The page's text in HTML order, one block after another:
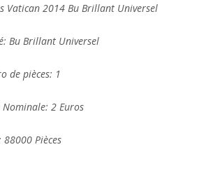
Vatican 2014 Bu Brillant Universel
Bu Brillant Universel
de pièces: 1
Nominale: 2 Euros
88000 Pièces